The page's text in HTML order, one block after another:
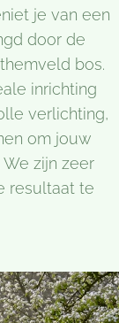
je van een
door de
bos.
inrichting
verlichting,
om jouw
zijn zeer
resultaat te